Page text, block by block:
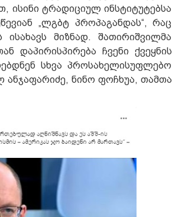
ისინი ტრადიციულ ინსტიტუტებსა
„ლგბტ პროპაგანდას“, რაც
მიზნად. შათირიშვილმა
დაპირისპირება ჩვენი ქვეყნის
სხვა პროსახელისუფლებო
ანჯაფარიძე, ნინო ფოჩხუა, თამთა